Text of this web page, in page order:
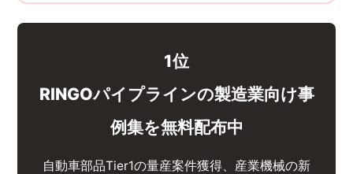
1位
RINGOパイプラインの製造業向け事
例集を無料配布中
自動車部品Tier1の量産案件獲得、産業機械の新